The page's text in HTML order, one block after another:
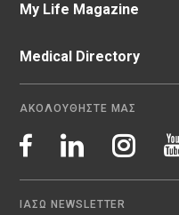
My Life Magazine
Medical Directory
ΑΚΟΛΟΥΘΗΣΤΕ ΜΑΣ
ΙΑΣΩ NEWSLETTER